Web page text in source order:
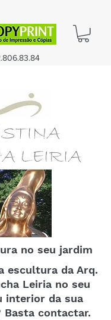
no seu jardim
escultura da Arq.
Leiria no seu
interior da sua
Basta contactar.